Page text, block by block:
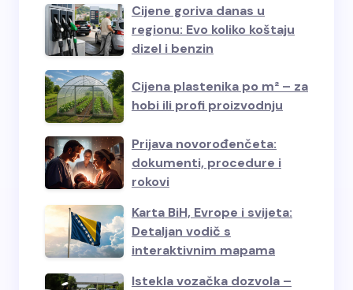
Cijene goriva danas u
regionu: Evo koliko koštaju
dizel i benzin
Cijena plastenika po m² – za
hobi ili profi proizvodnju
Prijava novorođenčeta:
dokumenti, procedure i
rokovi
Karta BiH, Evrope i svijeta:
Detaljan vodič s
interaktivnim mapama
Istekla vozačka dozvola –